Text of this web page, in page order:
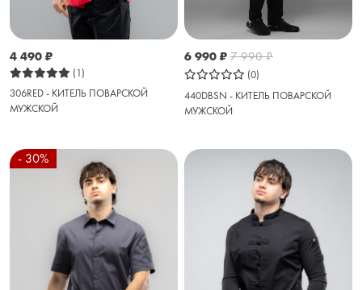
4 490 ₽
(1)
306RED - КИТЕЛЬ ПОВАРСКОЙ
МУЖСКОЙ
6 990 ₽ 7 990₽
(0)
440DBSN - КИТЕЛЬ ПОВАРСКОЙ
МУЖСКОЙ
- 30%